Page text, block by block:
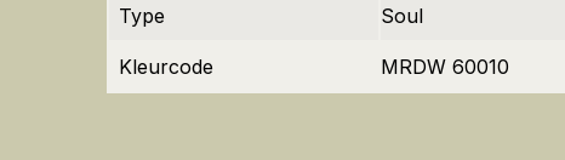
Type Soul
Kleurcode MRDW 60010